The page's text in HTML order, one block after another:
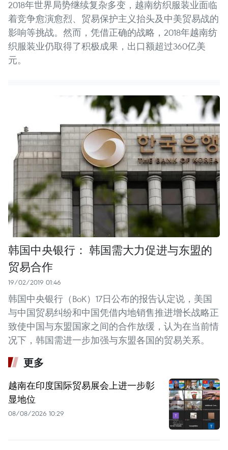
2018年世界局势继续复杂多变，越南纺织服装业面临
着竞争愈演愈烈、贸易保护主义抬头及中美贸易战的
影响等挑战。然而，凭借正确的战略，2018年越南纺
织服装业仍取得了积极成果，出口额超过360亿美
元。
韩国中央银行： 韩国需大力促进与东盟的
贸易合作
19/02/2019 01:46
韩国中央银行（BoK）17日公布的报告认定说，美国
与中国贸易纠纷和中国凭借内地销售推进增长战略正
致使中国与东盟国家之间的合作放缓，认为在当前情
况下，韩国需进一步加强与东盟各国的贸易关系。
更多
越南在印度国际贸易展会上进一步彰
显地位
08/08/2026 10:29